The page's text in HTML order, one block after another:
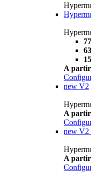
A partir
new V2
A partir
new V2
A partir